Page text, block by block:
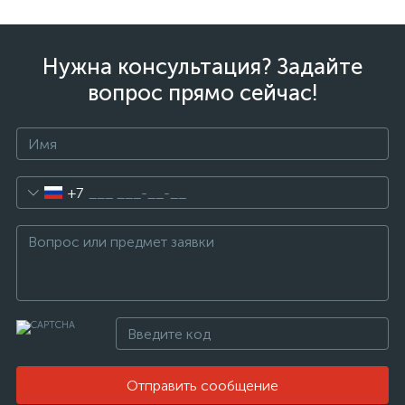
Нужна консультация? Задайте
вопрос прямо сейчас!
+7
Отправить сообщение